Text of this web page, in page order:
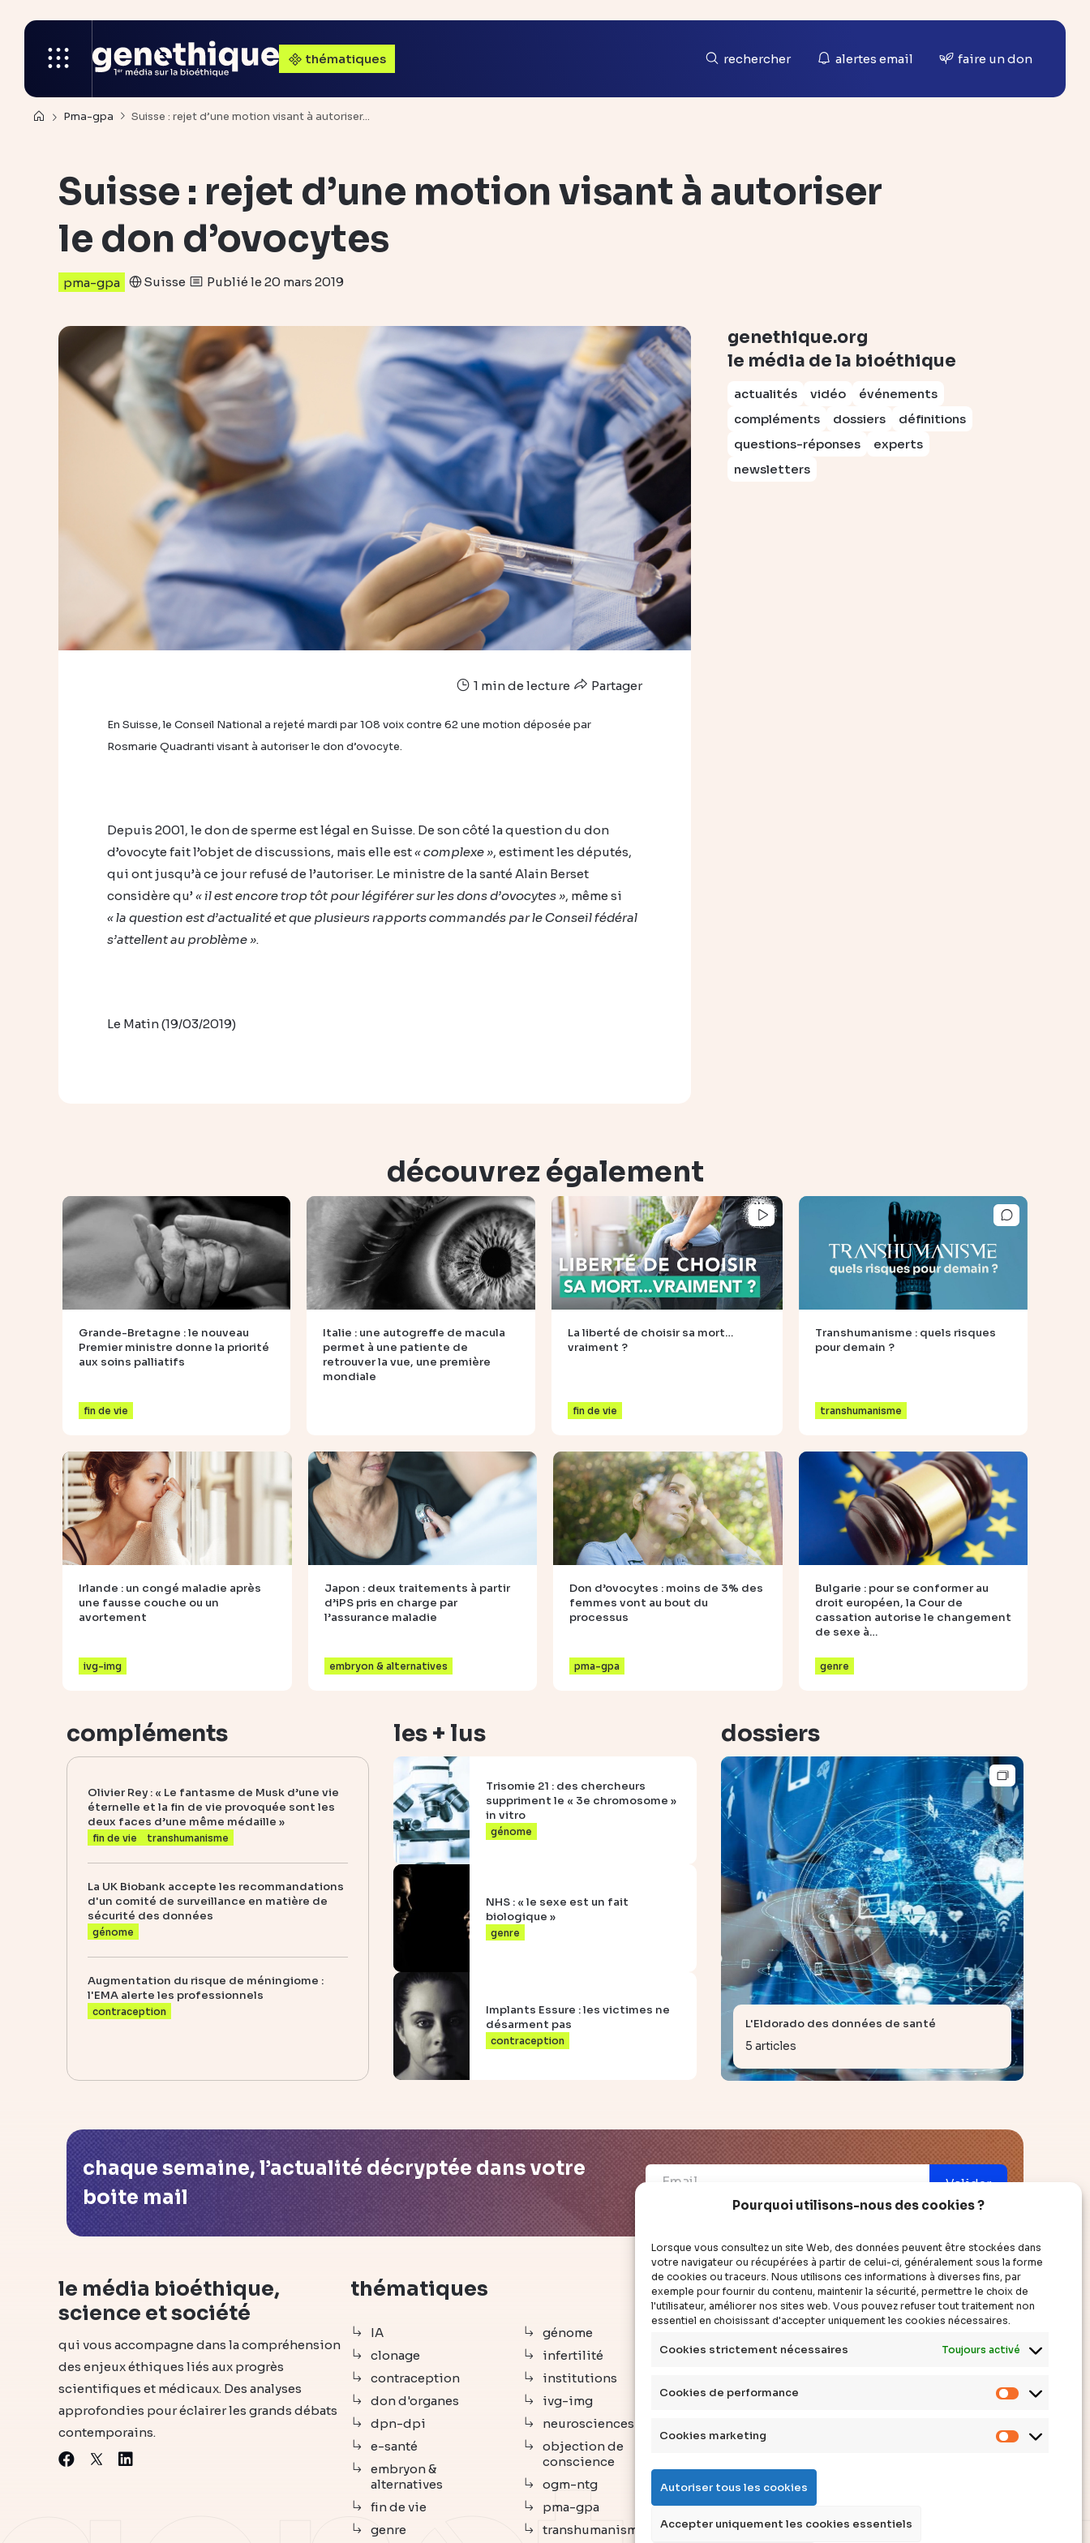
Pourquoi utilisons-nous des cookies ?
Lorsque vous consultez un site Web, des données peuvent être stockées dans
votre navigateur ou récupérées à partir de celui-ci, généralement sous la forme
de cookies ou traceurs. Nous utilisons ces informations à diverses fins, par
exemple pour fournir du contenu, maintenir la sécurité, permettre le choix de
l'utilisateur, améliorer nos sites web. Vous pouvez refuser tout traitement non
essentiel en choisissant d'accepter uniquement les cookies nécessaires.
Cookies strictement nécessaires Toujours activé
Cookies de performance
Cookies
Cookies marketing
Cookies
Autoriser tous les cookies
Accepter uniquement les cookies essentiels
thématiques rechercher alertes email faire un don
Pma-gpa Suisse : rejet d’une motion visant à autoriser…
Suisse : rejet d’une motion visant à autoriser
le don d’ovocytes
pma-gpa Suisse Publié le 20 mars 2019
1 min de lecture Partager
En Suisse, le Conseil National a rejeté mardi par 108 voix contre 62 une motion déposée par
Rosmarie Quadranti visant à autoriser le don d’ovocyte.
Depuis 2001, le don de sperme est légal en Suisse. De son côté la question du don
d’ovocyte fait l’objet de discussions, mais elle est« complexe », estiment les députés,
qui ont jusqu’à ce jour refusé de l’autoriser. Le ministre de la santé Alain Berset
considère qu’ « il est encore trop tôt pour légiférer sur les dons d’ovocytes », même si
« la question est d’actualité et que plusieurs rapports commandés par le Conseil fédéral
s’attellent au problème ».
Le Matin (19/03/2019)
genethique.org
le média de la bioéthique
actualités vidéo
événements
compléments
dossiers
définitions
questions-réponses
experts
newsletters
découvrez également
Grande-Bretagne : le nouveau
Premier ministre donne la priorité
aux soins palliatifs
fin de vie
Italie : une autogreffe de macula
permet à une patiente de
retrouver la vue, une première
mondiale
La liberté de choisir sa mort…
vraiment ?
fin de vie
Transhumanisme : quels risques
pour demain ?
transhumanisme
Irlande : un congé maladie après
une fausse couche ou un
avortement
ivg-img
Japon : deux traitements à partir
d’iPS pris en charge par
l’assurance maladie
embryon & alternatives
Don d’ovocytes : moins de 3% des
femmes vont au bout du
processus
pma-gpa
Bulgarie : pour se conformer au
droit européen, la Cour de
cassation autorise le changement
de sexe à…
genre
compléments
Olivier Rey : « Le fantasme de Musk d’une vie
éternelle et la fin de vie provoquée sont les
deux faces d’une même médaille »
fin de vie transhumanisme
La UK Biobank accepte les recommandations
d'un comité de surveillance en matière de
sécurité des données
génome
Augmentation du risque de méningiome :
l'EMA alerte les professionnels
contraception
les + lus
Trisomie 21 : des chercheurs
suppriment le « 3e chromosome »
in vitro
génome
NHS : « le sexe est un fait
biologique »
genre
Implants Essure : les victimes ne
désarment pas
contraception
dossiers
L'Eldorado des données de santé
5 articles
chaque semaine, l’actualité décryptée dans votre
boite mail
Valider
le média bioéthique,
science et société
qui vous accompagne dans la compréhension
des enjeux éthiques liés aux progrès
scientifiques et médicaux. Des analyses
approfondies pour éclairer les grands débats
contemporains.
Facebook
X Linkedin
thématiques
IA
clonage
contraception
don d'organes
dpn-dpi
e-santé
embryon &
alternatives
fin de vie
genre
génome
infertilité
institutions
ivg-img
neurosciences
objection de
conscience
ogm-ntg
pma-gpa
transhumanisme
découvrir
vidéos
experts
questions
définitions
agenda
à propos
faire un don